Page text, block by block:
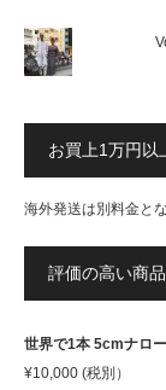
お買上1万円以
海外発送は別料金とな
評価の高い商品
世界で1本 5cmナロ
¥10,000 (税別）